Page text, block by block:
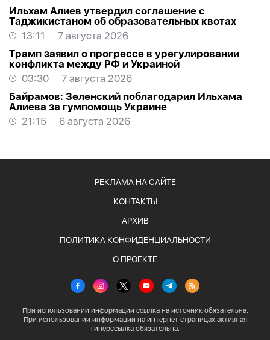
Ильхам Алиев утвердил соглашение с
Таджикистаном об образовательных квотах
13:11
7 августа 2026
Трамп заявил о прогрессе в урегулировании
конфликта между РФ и Украиной
03:30
7 августа 2026
Байрамов: Зеленский поблагодарил Ильхама
Алиева за гумпомощь Украине
21:15
6 августа 2026
РЕКЛАМА НА САЙТЕ
КОНТАКТЫ
АРХИВ
ПОЛИТИКА КОНФИДЕНЦИАЛЬНОСТИ
О ПРОЕКТЕ
При использовании информации ссылка на источник обязательна.
При использовании информации на интернет страницах активная
гиперссылка обязательна.